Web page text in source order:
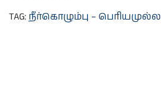
TAG: நீர்கொழும்பு – பெரியமுல்ல